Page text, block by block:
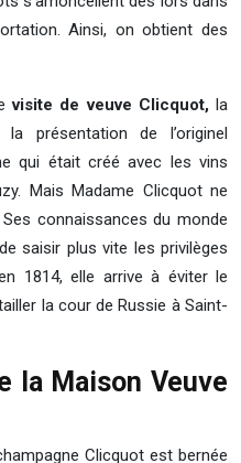
Ainsi, on obtient des
visite de veuve Clicquot,la
présentation de l’originel
qui était créé avec les vins
Mais Madame Clicquot ne
connaissances du monde
saisir plus vite les privilèges
1814, elle arrive à éviter le
la cour de Russie à Saint-
la Maison Veuve
Clicquot est bernée